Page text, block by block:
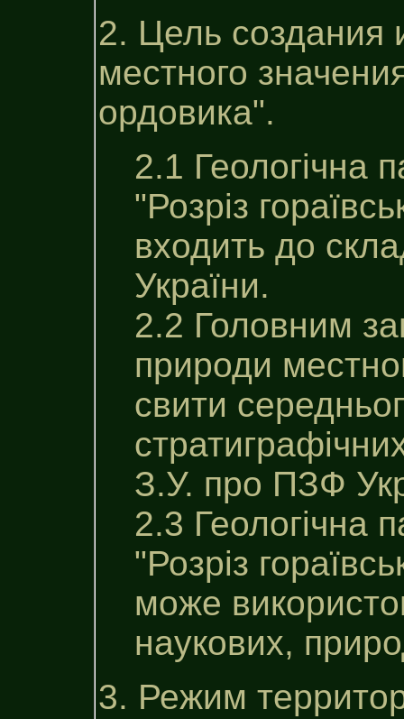
2. Цель создания
местного
ордовика".
2.1 Геологічна
"Розріз
входить до
України.
2.2 Головним
природи
свити
З.У. про ПЗФ
2.3 Геологічна
"Розріз
може
наукових,
3. Режим